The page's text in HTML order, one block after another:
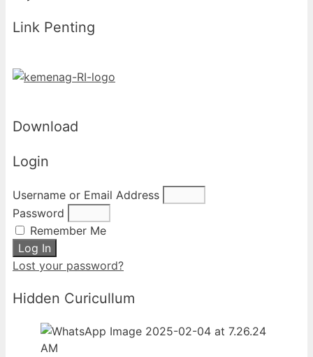
Link Penting
Download
Login
Username or Email Address
Password
Remember Me
Log In
Lost your password?
Hidden Curicullum